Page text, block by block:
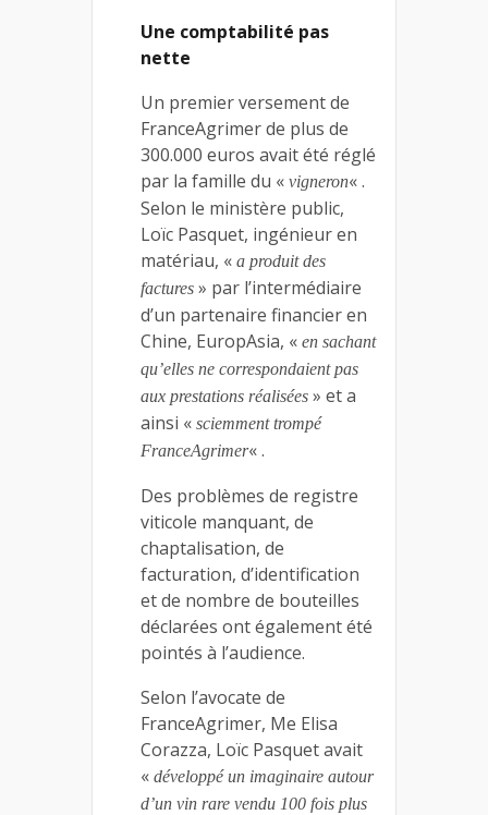
Une comptabilité pas
nette
Un premier versement de
FranceAgrimer de plus de
300.000 euros avait été réglé
par la famille du « vigneron« .
Selon le ministère public,
Loïc Pasquet, ingénieur en
matériau, « a produit des
factures » par l’intermédiaire
d’un partenaire financier en
Chine, EuropAsia, « en sachant
qu’elles ne correspondaient pas
aux prestations réalisées » et a
ainsi « sciemment trompé
FranceAgrimer« .
Des problèmes de registre
viticole manquant, de
chaptalisation, de
facturation, d’identification
et de nombre de bouteilles
déclarées ont également été
pointés à l’audience.
Selon l’avocate de
FranceAgrimer, Me Elisa
Corazza, Loïc Pasquet avait
« développé un imaginaire autour
d’un vin rare vendu 100 fois plus